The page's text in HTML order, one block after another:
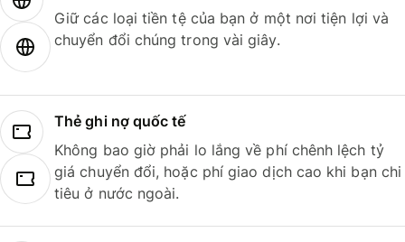
Giữ các loại tiền tệ của bạn ở một nơi tiện lợi và
chuyển đổi chúng trong vài giây.
Thẻ ghi nợ quốc tế
Không bao giờ phải lo lắng về phí chênh lệch tỷ
giá chuyển đổi, hoặc phí giao dịch cao khi bạn chi
tiêu ở nước ngoài.